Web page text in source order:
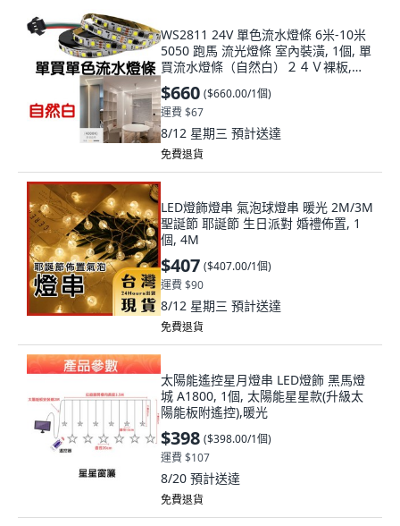
WS2811 24V 單色流水燈條 6米-10米
5050 跑馬 流光燈條 室內裝潢, 1個, 單
買流水燈條（自然白）２４Ｖ裸板,
（燈條６００公分）Ｘ１
$660 ($660.00/1個)
運費 $67
8/12 星期三 預計送達
免費退貨
LED燈飾燈串 氣泡球燈串 暖光 2M/3M
聖誕節 耶誕節 生日派對 婚禮佈置, 1
個, 4M
$407 ($407.00/1個)
運費 $90
8/12 星期三 預計送達
免費退貨
太陽能遙控星月燈串 LED燈飾 黑馬燈
城 A1800, 1個, 太陽能星星款(升級太
陽能板附遙控),暖光
$398 ($398.00/1個)
運費 $107
8/20 預計送達
免費退貨